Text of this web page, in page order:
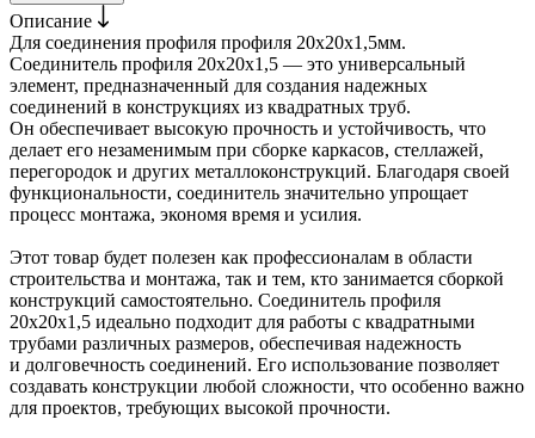
Описание
Для соединения профиля профиля 20х20х1,5мм.
Соединитель профиля 20х20х1,5 — это универсальный
элемент, предназначенный для создания надежных
соединений в конструкциях из квадратных труб.
Он обеспечивает высокую прочность и устойчивость, что
делает его незаменимым при сборке каркасов, стеллажей,
перегородок и других металлоконструкций. Благодаря своей
функциональности, соединитель значительно упрощает
процесс монтажа, экономя время и усилия.
Этот товар будет полезен как профессионалам в области
строительства и монтажа, так и тем, кто занимается сборкой
конструкций самостоятельно. Соединитель профиля
20х20х1,5 идеально подходит для работы с квадратными
трубами различных размеров, обеспечивая надежность
и долговечность соединений. Его использование позволяет
создавать конструкции любой сложности, что особенно важно
для проектов, требующих высокой прочности.